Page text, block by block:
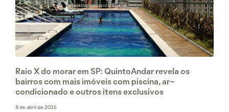
Raio X do morar em SP: QuintoAndar revela os
bairros com mais imóveis com piscina, ar-
condicionado e outros itens exclusivos
8 de abril de 2026